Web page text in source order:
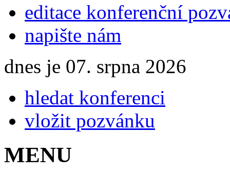
editace konferenční
napište nám
dnes je 07. srpna 2026
hledat konferenci
vložit pozvánku
MENU